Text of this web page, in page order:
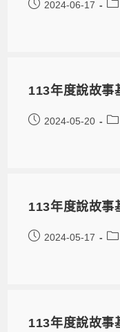
2024-06-17
113年度說故事
2024-05-20
113年度說故事
2024-05-17
113年度說故事